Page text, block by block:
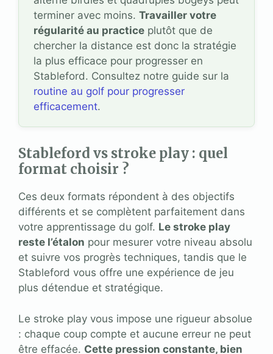
terminer avec moins. Travailler votre
régularité au practice plutôt que de
chercher la distance est donc la stratégie
la plus efficace pour progresser en
Stableford. Consultez notre guide sur la
routine au golf pour progresser
efficacement.
Stableford vs stroke play : quel
format choisir ?
Ces deux formats répondent à des objectifs
différents et se complètent parfaitement dans
votre apprentissage du golf. Le stroke play
reste l’étalon pour mesurer votre niveau absolu
et suivre vos progrès techniques, tandis que le
Stableford vous offre une expérience de jeu
plus détendue et stratégique.
Le stroke play vous impose une rigueur absolue
: chaque coup compte et aucune erreur ne peut
être effacée. Cette pression constante, bien